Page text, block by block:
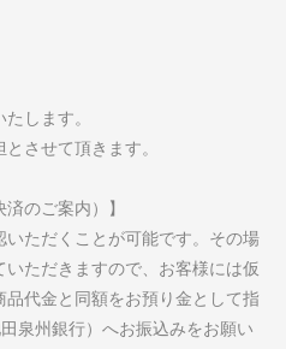
します。
させて頂きます。
のご案内）】
ただくことが可能です。その場
ただきますので、お客様には仮
代金と同額をお預り金として指
泉州銀行）へお振込みをお願い